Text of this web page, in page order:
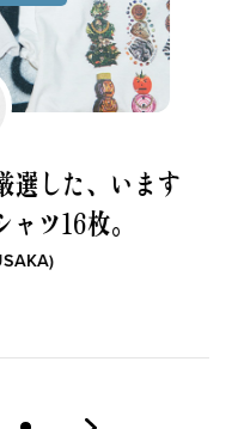
した、 います
ツ16枚。
)